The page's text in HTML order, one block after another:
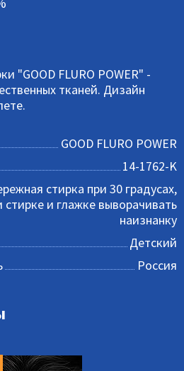
"GOOD FLURO POWER" -
тканей. Дизайн
GOOD FLURO POWER
14-1762-K
стирка при 30 градусах,
стирке и глажке выворачивать
наизнанку
Детский
Россия